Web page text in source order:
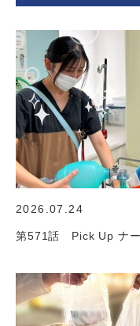
2026.07.24
第571話 Pick Up ナー